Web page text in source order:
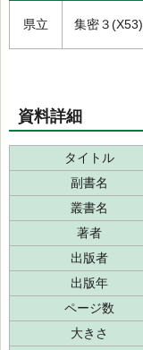
県立 集密３(X53)
資料詳細
タイトル
副書名
叢書名
著者
出版者
出版年
ページ数
大きさ